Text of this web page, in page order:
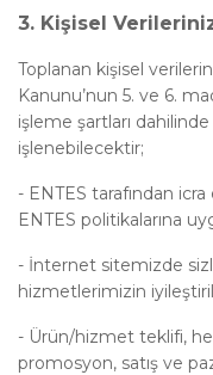
3. Kişisel
Toplanan kişisel
Kanunu’nun 5. ve 6.
işleme şartları
işlenebilecektir;
- ENTES tarafından
ENTES politikalarına
- İnternet sitemizde
hizmetlerimizin
- Ürün/hizmet teklifi,
promosyon, satış ve